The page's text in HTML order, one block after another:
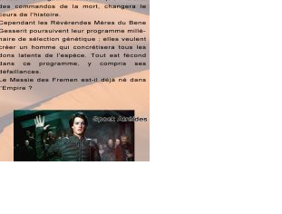
Herbert »